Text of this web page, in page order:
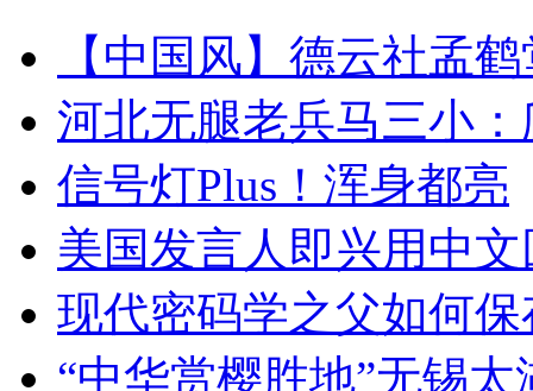
【中国风】德云社孟
河北无腿老兵马三小
信号灯Plus！浑身都亮
美国发言人即兴用中
现代密码学之父如何
“中华赏樱胜地”无锡